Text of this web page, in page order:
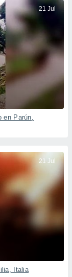
21 Jul
en Parún,
21 Jul
Italia